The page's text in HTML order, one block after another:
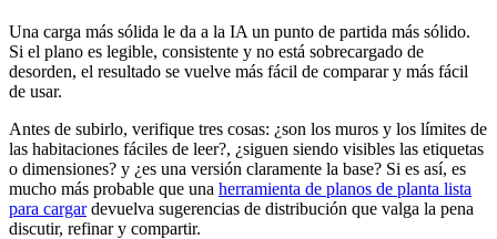
Una carga más sólida le da a la IA un punto de partida más sólido.
Si el plano es legible, consistente y no está sobrecargado de
desorden, el resultado se vuelve más fácil de comparar y más fácil
de usar.
Antes de subirlo, verifique tres cosas: ¿son los muros y los límites de
las habitaciones fáciles de leer?, ¿siguen siendo visibles las etiquetas
o dimensiones? y ¿es una versión claramente la base? Si es así, es
mucho más probable que una herramienta de planos de planta lista
para cargardevuelva sugerencias de distribución que valga la pena
discutir, refinar y compartir.